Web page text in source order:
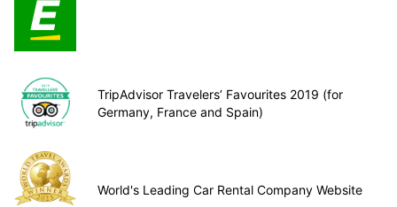
TripAdvisor Travelers’ Favourites 2019 (for
Germany, France and Spain)
World's Leading Car Rental Company Website